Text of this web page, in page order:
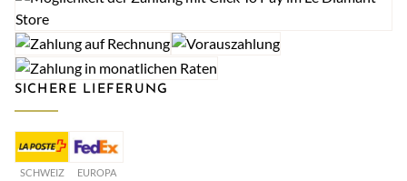
SICHERE LIEFERUNG
SCHWEIZ EUROPA